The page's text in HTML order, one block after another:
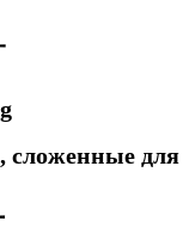
сложенные